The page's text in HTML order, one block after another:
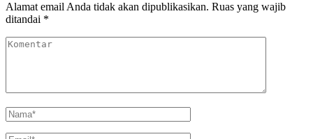
Alamat email Anda tidak akan dipublikasikan. Ruas yang wajib
ditandai *